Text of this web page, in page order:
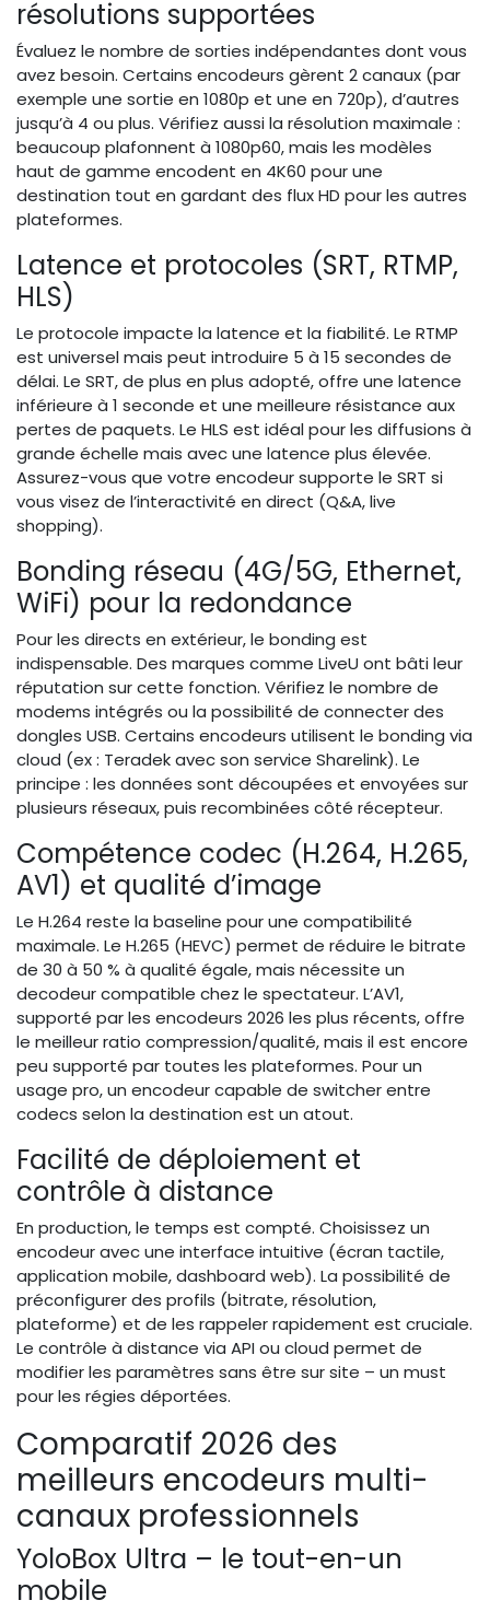
résolutions supportées
Évaluez le nombre de sorties indépendantes dont vous
avez besoin. Certains encodeurs gèrent 2 canaux (par
exemple une sortie en 1080p et une en 720p), d’autres
jusqu’à 4 ou plus. Vérifiez aussi la résolution maximale :
beaucoup plafonnent à 1080p60, mais les modèles
haut de gamme encodent en 4K60 pour une
destination tout en gardant des flux HD pour les autres
plateformes.
Latence et protocoles (SRT, RTMP,
HLS)
Le protocole impacte la latence et la fiabilité. Le RTMP
est universel mais peut introduire 5 à 15 secondes de
délai. Le SRT, de plus en plus adopté, offre une latence
inférieure à 1 seconde et une meilleure résistance aux
pertes de paquets. Le HLS est idéal pour les diffusions à
grande échelle mais avec une latence plus élevée.
Assurez-vous que votre encodeur supporte le SRT si
vous visez de l’interactivité en direct (Q&A, live
shopping).
Bonding réseau (4G/5G, Ethernet,
WiFi) pour la redondance
Pour les directs en extérieur, le bonding est
indispensable. Des marques comme LiveU ont bâti leur
réputation sur cette fonction. Vérifiez le nombre de
modems intégrés ou la possibilité de connecter des
dongles USB. Certains encodeurs utilisent le bonding via
cloud (ex : Teradek avec son service Sharelink). Le
principe : les données sont découpées et envoyées sur
plusieurs réseaux, puis recombinées côté récepteur.
Compétence codec (H.264, H.265,
AV1) et qualité d’image
Le H.264 reste la baseline pour une compatibilité
maximale. Le H.265 (HEVC) permet de réduire le bitrate
de 30 à 50 % à qualité égale, mais nécessite un
decodeur compatible chez le spectateur. L’AV1,
supporté par les encodeurs 2026 les plus récents, offre
le meilleur ratio compression/qualité, mais il est encore
peu supporté par toutes les plateformes. Pour un
usage pro, un encodeur capable de switcher entre
codecs selon la destination est un atout.
Facilité de déploiement et
contrôle à distance
En production, le temps est compté. Choisissez un
encodeur avec une interface intuitive (écran tactile,
application mobile, dashboard web). La possibilité de
préconfigurer des profils (bitrate, résolution,
plateforme) et de les rappeler rapidement est cruciale.
Le contrôle à distance via API ou cloud permet de
modifier les paramètres sans être sur site – un must
pour les régies déportées.
Comparatif 2026 des
meilleurs encodeurs multi-
canaux professionnels
YoloBox Ultra – le tout-en-un
mobile